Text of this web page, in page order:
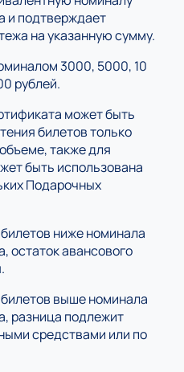
и подтверждает
на указанную сумму.
3000, 5000, 10
рублей.
может быть
билетов только
также для
быть использована
Подарочных
ниже номинала
остаток авансового
выше номинала
разница подлежит
средствами или по